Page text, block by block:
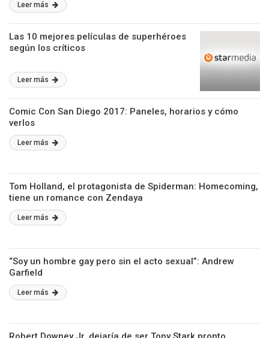
Leer más
Las 10 mejores películas de superhéroes
según los críticos
Leer más
Comic Con San Diego 2017: Paneles, horarios y cómo
verlos
Leer más
Tom Holland, el protagonista de Spiderman: Homecoming,
tiene un romance con Zendaya
Leer más
“Soy un hombre gay pero sin el acto sexual”: Andrew
Garfield
Leer más